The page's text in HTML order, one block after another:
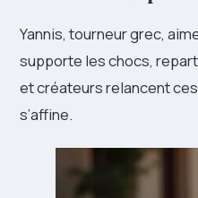
Yannis, tourneur grec,
supporte les chocs,
et créateurs relancent
s’affine.